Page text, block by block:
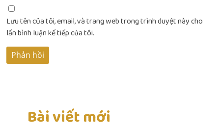
Lưu tên của tôi, email, và trang web trong trình duyệt này cho
lần bình luận kế tiếp của tôi.
Bài viết mới